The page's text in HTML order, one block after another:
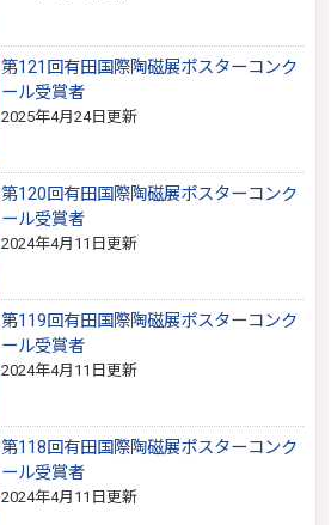
第121回有田国際陶磁展ポスターコンク
ール受賞者
2025年4月24日更新
第120回有田国際陶磁展ポスターコンク
ール受賞者
2024年4月11日更新
第119回有田国際陶磁展ポスターコンク
ール受賞者
2024年4月11日更新
第118回有田国際陶磁展ポスターコンク
ール受賞者
2024年4月11日更新